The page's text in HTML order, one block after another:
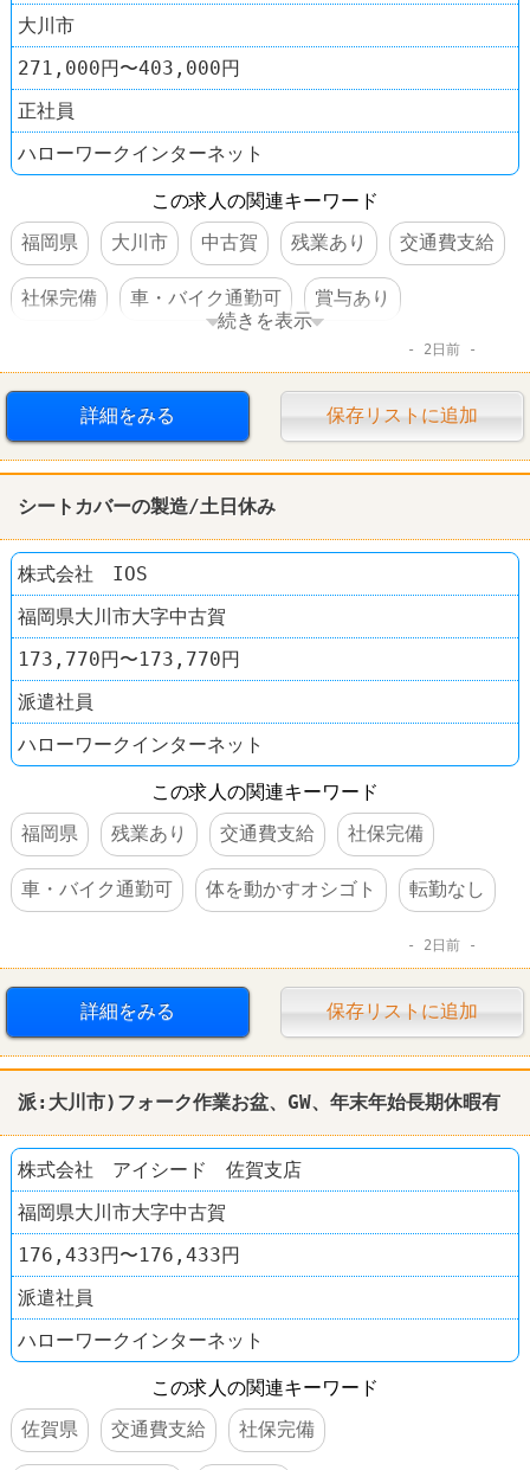
大川市
271,000円〜403,000円
正社員
ハローワークインターネット
この求人の関連キーワード
福岡県
大川市 中古賀 残業あり 交通費支給
社保完備 車・バイク通勤可 賞与あり
続きを表示
2日前
詳細をみる 保存リストに追加
シートカバーの製造/土日休み
株式会社 IOS
福岡県大川市大字中古賀
173,770円〜173,770円
派遣社員
ハローワークインターネット
この求人の関連キーワード
福岡県
残業あり 交通費支給 社保完備
車・バイク通勤可 体を動かすオシゴト 転勤なし
2日前
詳細をみる 保存リストに追加
派:大川市)フォーク作業お盆、GW、年末年始長期休暇有
株式会社 アイシード 佐賀支店
福岡県大川市大字中古賀
176,433円〜176,433円
派遣社員
ハローワークインターネット
この求人の関連キーワード
佐賀県
交通費支給 社保完備